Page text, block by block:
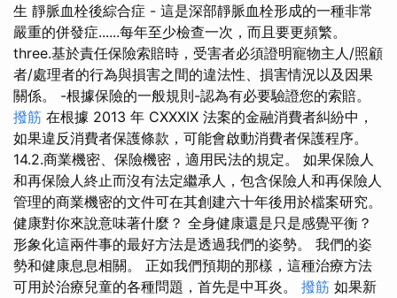
生 靜脈血栓後綜合症 - 這是深部靜脈血栓形成的一種非常
嚴重的併發症......每年至少檢查一次，而且要更頻繁。
three.基於責任保險索賠時，受害者必須證明寵物主人/照顧
者/處理者的行為與損害之間的違法性、損害情況以及因果
關係。 -根據保險的一般規則-認為有必要驗證您的索賠。
撥筋 在根據 2013 年 CXXXIX 法案的金融消費者糾紛中，
如果違反消費者保護條款，可能會啟動消費者保護程序。
14.2.商業機密、保險機密，適用民法的規定。 如果保險人
和再保險人終止而沒有法定繼承人，包含保險人和再保險人
管理的商業機密的文件可在其創建六十年後用於檔案研究。
健康對你來說意味著什麼？ 全身健康還是只是感覺平衡？
形象化這兩件事的最好方法是透過我們的姿勢。 我們的姿
勢和健康息息相關。 正如我們預期的那樣，這種治療方法
可用於治療兒童的各種問題，首先是中耳炎。 撥筋 如果新